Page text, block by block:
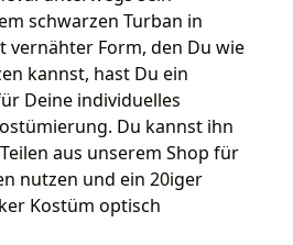
schwarzen Turban in
vernähter Form, den Du wie
kannst, hast Du ein
Deine individuelles
Du kannst ihn
aus unserem Shop für
nutzen und ein 20iger
Kostüm optisch